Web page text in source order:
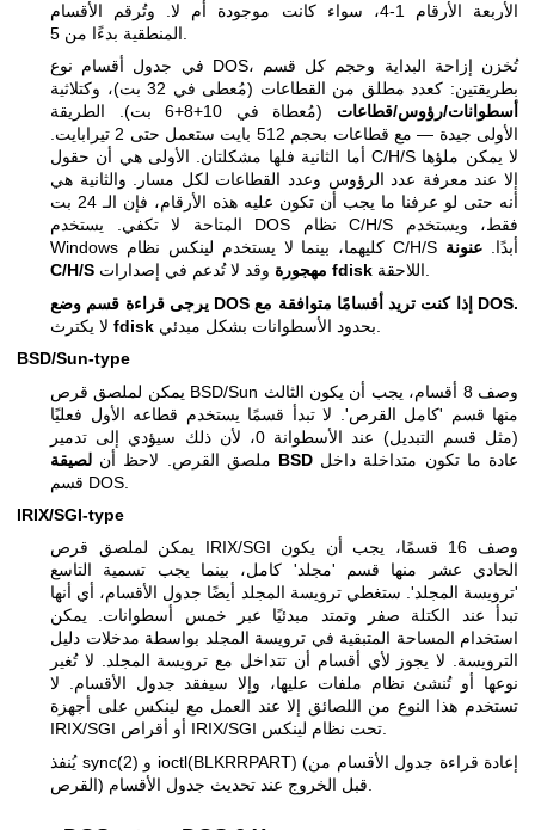
الأربعة الأرقام 1-4، سواء كانت موجودة أم لا. وتُرقم الأقسام
في جدول أقسام نوع DOS، تُخزن إزاحة البداية وحجم كل قسم
بطريقتين: كعدد مطلق من القطاعات (مُعطى في 32 بت)، وكتلاثية
أسطوانات/رؤوس/قطاعات
(مُعطاة في 10+8+6 بت). الطريقة
الأولى جيدة — مع قطاعات بحجم 512 بايت ستعمل حتى 2 تيرابايت.
أما الثانية فلها مشكلتان. الأولى هي أن حقول C/H/S لا يمكن ملؤها
إلا عند معرفة عدد الرؤوس وعدد القطاعات لكل مسار. والثانية هي
أنه حتى لو عرفنا ما يجب أن تكون عليه هذه الأرقام، فإن الـ 24 بت
المتاحة لا تكفي. يستخدم DOS نظام C/H/S فقط، ويستخدم
Windows كليهما، بينما لا يستخدم لينكس نظام C/H/S أبدًا. عنونة
C/H/S مهجورة fdisk
اللاحقة.
يرجى قراءة قسم وضع DOS إذا كنت تريد أقسامًا متوافقة مع DOS.
fdisk
BSD/Sun-type
يمكن لملصق قرص BSD/Sun وصف 8 أقسام، يجب أن يكون الثالث
منها قسم 'كامل القرص'. لا تبدأ قسمًا يستخدم قطاعه الأول فعليًا
(مثل قسم التبديل) عند الأسطوانة 0، لأن ذلك سيؤدي إلى تدمير
ملصق القرص. لاحظ أن لصيقة BSD
قسم DOS.
IRIX/SGI-type
يمكن لملصق قرص IRIX/SGI وصف 16 قسمًا، يجب أن يكون
الحادي عشر منها قسم 'مجلد' كامل، بينما يجب تسمية التاسع
'ترويسة المجلد'. ستغطي ترويسة المجلد أيضًا جدول الأقسام، أي أنها
تبدأ عند الكتلة صفر وتمتد مبدئيًا عبر خمس أسطوانات. يمكن
استخدام المساحة المتبقية في ترويسة المجلد بواسطة مدخلات دليل
الترويسة. لا يجوز لأي أقسام أن تتداخل مع ترويسة المجلد. لا تُغير
نوعها أو تُنشئ نظام ملفات عليها، وإلا سيفقد جدول الأقسام. لا
تستخدم هذا النوع من اللصائق إلا عند العمل مع لينكس على أجهزة
IRIX/SGI أو أقراص IRIX/SGI تحت نظام لينكس.
يُنفذ sync(2)